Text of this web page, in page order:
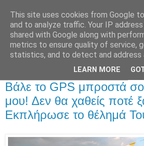
Αρχική Σελίδα
Βάλε το GPS μπροστά
μου! Δεν θα χαθείς ποτέ
Εκπλήρωσε το θέλημά
This site uses cookies from Google
and to analyze traffic. Your IP
shared with Google along with
metrics to ensure quality of service,
statistics, and to detect and address
LEARN MORE